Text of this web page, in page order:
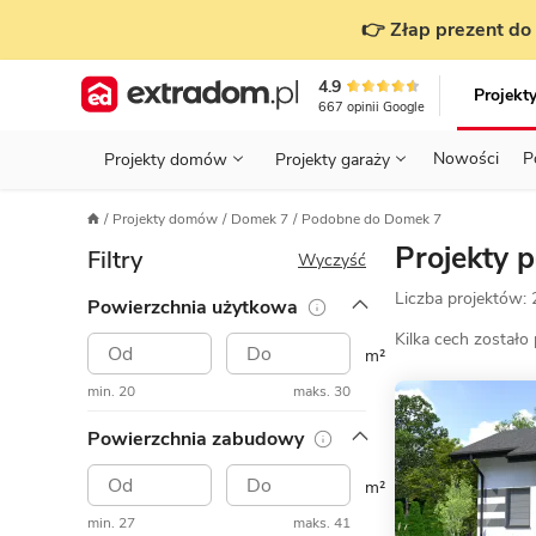
👉 Złap prezent
4.9
667 opinii Google
Projekty domów Projekty garaży Nowości
Projekty domów Projekty garaży
Parterowe Piętrowe
KONDYGNACJE
GARAŻ
STYL
ZABUDOWA
STANOWISKA
TYP
DACH
Zobacz wszystkie kategorie
PRZED BUDOWĄ - ETAP 1
Działka
WYBIERAM PROJEKT - ETAP 2
BUDUJĘ DOM - ETAP 3
URZĄDZAM DOM - ETAP 4
PRZEPISY I FORMALNOŚCI
FINANSE I KOSZTY
Projekty domów Domek 7 Podobne do Domek 7
Filtry Wyczyść
Powierzchnia użytkowa
min. 20 maks. 30
m²
Powierzchnia zabudowy
min. 27 maks. 41
m²
Projekty
Liczba projektów:
Kilka cech